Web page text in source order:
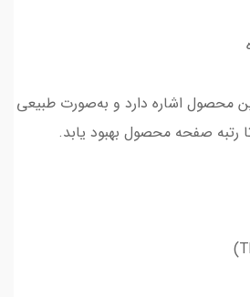
محصول اشاره دارد و به‌صورت طبیعی
رتبه صفحه محصول بهبود یابد.